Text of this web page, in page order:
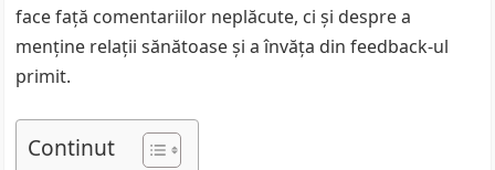
face față comentariilor neplăcute, ci și despre a
menține relații sănătoase și a învăța din feedback-ul
primit.
Continut